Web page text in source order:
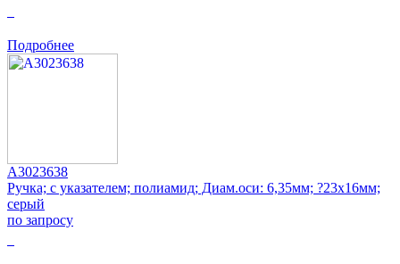
Подробнее
A3023638
Ручка; с указателем; полиамид; Диам.оси: 6,35мм; ?23x16мм;
серый
по запросу